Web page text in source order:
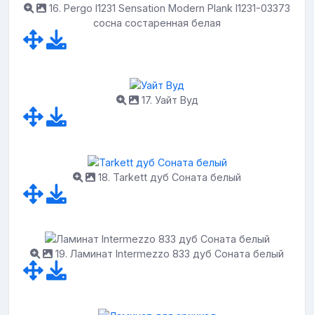
16. Pergo l1231 Sensation Modern Plank l1231-03373
сосна состаренная белая
17. Уайт Вуд
18. Tarkett дуб Соната белый
19. Ламинат Intermezzo 833 дуб Соната белый